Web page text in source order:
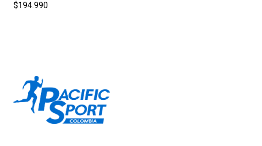
$194.990